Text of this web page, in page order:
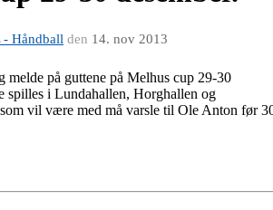
Håndball den 14. nov 2013
melde på guttene på Melhus cup 29-30
spilles i Lundahallen, Horghallen og
vil være med må varsle til Ole Anton før